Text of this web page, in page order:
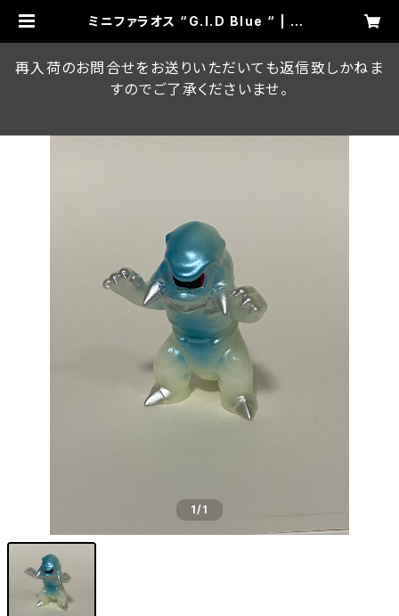
ミニファラオス “G.I.D Blue “ | RU
再入荷のお問合せをお送りいただいても返信致しかねま
すのでご了承くださいませ。
1/1